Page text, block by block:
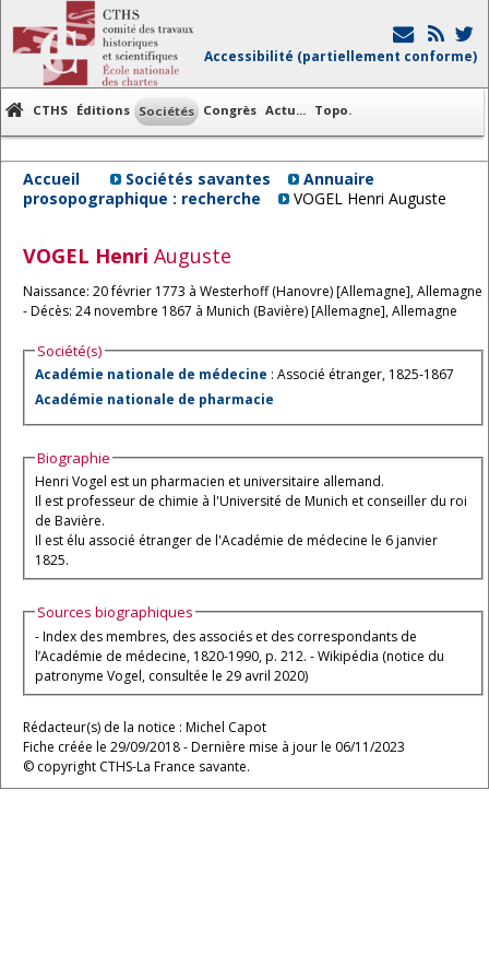
Accessibilité (partiellement conforme)
CTHS Éditions Sociétés Congrès Actu... Topo.
Accueil Sociétés savantes
Annuaire
prosopographique : recherche
VOGEL Henri Auguste
VOGEL Henri Auguste
Naissance: 20 février 1773 à Westerhoff (Hanovre) [Allemagne], Allemagne
- Décès: 24 novembre 1867 à Munich (Bavière) [Allemagne], Allemagne
Société(s)
Académie nationale de médecine : Associé étranger, 1825-1867
Académie nationale de pharmacie
Biographie
Henri Vogel est un pharmacien et universitaire allemand.
Il est professeur de chimie à l'Université de Munich et conseiller du roi
de Bavière.
Il est élu associé étranger de l'Académie de médecine le 6 janvier
1825.
Sources biographiques
- Index des membres, des associés et des correspondants de
l’Académie de médecine, 1820-1990, p. 212. - Wikipédia (notice du
patronyme Vogel, consultée le 29 avril 2020)
Rédacteur(s) de la notice : Michel Capot
Fiche créée le 29/09/2018 - Dernière mise à jour le 06/11/2023
© copyright CTHS-La France savante.